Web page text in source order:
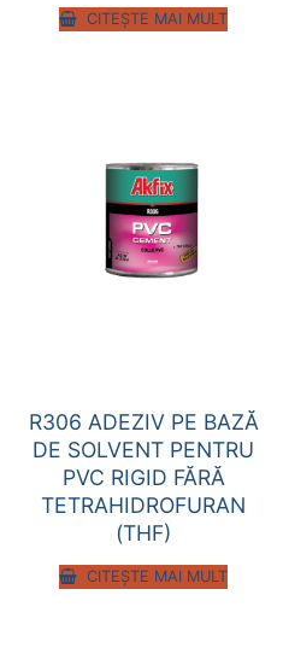
CITEȘTE MAI MULT
R306 ADEZIV PE BAZĂ
DE SOLVENT PENTRU
PVC RIGID FĂRĂ
TETRAHIDROFURAN
(THF)
CITEȘTE MAI MULT